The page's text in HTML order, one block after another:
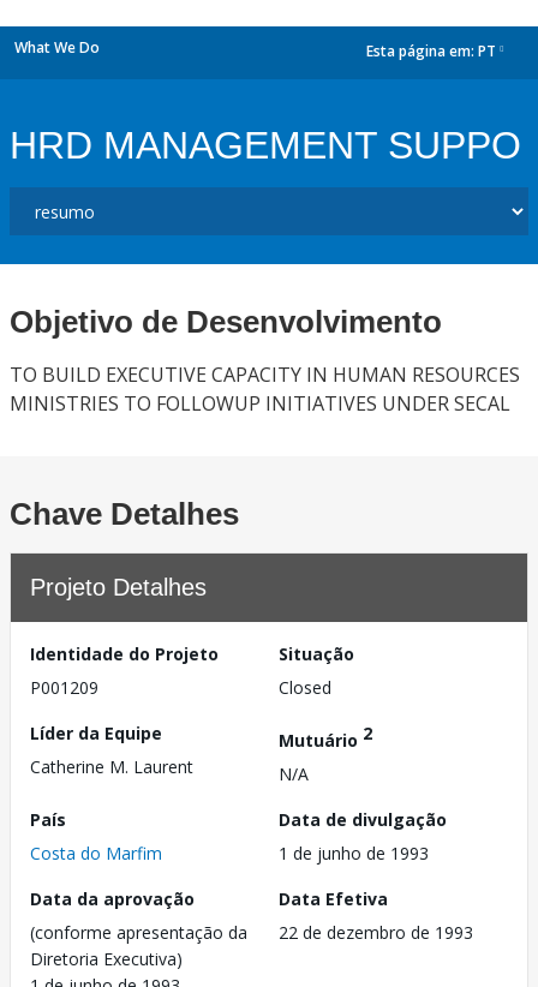
What We Do Esta página em: PT
HRD MANAGEMENT SUPPO
Objetivo de Desenvolvimento
TO BUILD EXECUTIVE CAPACITY IN HUMAN RESOURCES
MINISTRIES TO FOLLOWUP INITIATIVES UNDER SECAL
Chave Detalhes
Projeto Detalhes
Identidade do Projeto
P001209
Situação
Closed
Líder da Equipe
Catherine M. Laurent
Mutuário 2
N/A
País
Costa do Marfim
Data de divulgação
1 de junho de 1993
Data da aprovação
(conforme apresentação da
Diretoria Executiva)
Data Efetiva
22 de dezembro de 1993